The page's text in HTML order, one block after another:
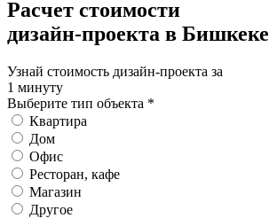
Расчет стоимости
дизайн-проекта в Бишкеке
Узнай стоимость дизайн-проекта за
1 минуту
Выберите тип объекта *
Квартира
Дом
Офис
Ресторан, кафе
Магазин
Другое